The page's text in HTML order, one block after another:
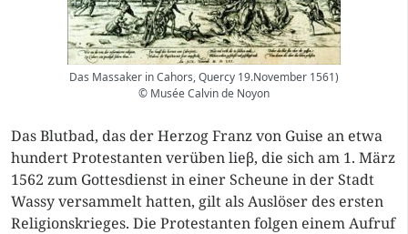
Das Massaker in Cahors, Quercy 19.November 1561)
© Musée Calvin de Noyon
Das Blutbad, das der Herzog Franz von Guise an etwa
hundert Protestanten verüben lieβ, die sich am 1. März
1562 zum Gottesdienst in einer Scheune in der Stadt
Wassy versammelt hatten, gilt als Auslöser des ersten
Religionskrieges. Die Protestanten folgen einem Aufruf